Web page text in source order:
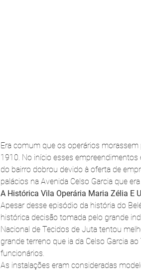
Era comum que os operários
1910. No início esses
do bairro dobrou devido à oferta de
palácios na Avenida Celso Garcia que
A Histórica Vila Operária Maria Zélia E
Apesar desse episódio da história do
histórica decisão tomada pelo grande
Nacional de Tecidos de Juta tentou
grande terreno que ia da Celso Garcia
funcionários.
As instalações eram consideradas